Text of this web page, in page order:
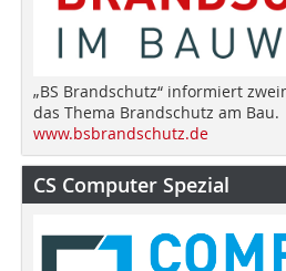
„BS Brandschutz“ informiert
das Thema Brandschutz am Bau.
www.bsbrandschutz.de
CS Computer Spezial